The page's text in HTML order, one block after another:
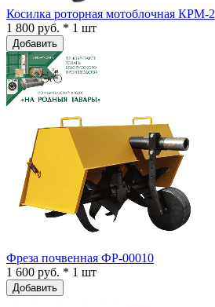
Косилка роторная мотоблочная КРМ-2
1 800 руб. * 1 шт
Добавить
Фреза почвенная ФР-00010
1 600 руб. * 1 шт
Добавить